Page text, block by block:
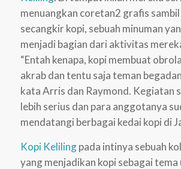
menuangkan coretan2 grafis
secangkir kopi, sebuah minuman
menjadi bagian dari aktivitas
“Entah kenapa, kopi membuat
akrab dan tentu saja teman
kata Arris dan Raymond. Kegiatan
lebih serius dan para anggotanya
mendatangi berbagai kedai kopi di
Kopi Kelilingpada intinya sebuah
yang menjadikan kopi sebagai tema